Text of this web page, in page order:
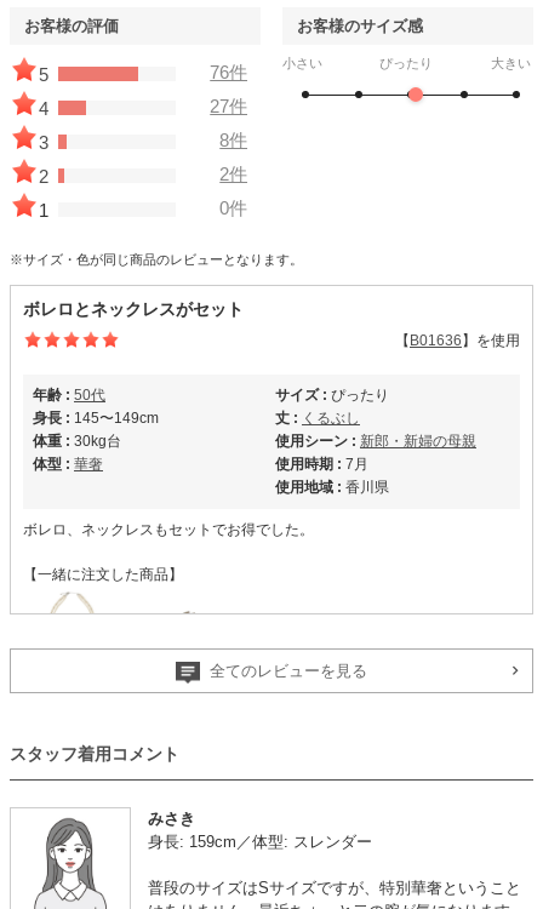
お客様の評価
5
76件
4
27件
3
8件
2
2件
1
0件
お客様のサイズ感
小さい ぴったり 大きい
※サイズ・色が同じ商品のレビューとなります。
ボレロとネックレスがセット
【B01636】を使用
年齢 : 50代
身長 : 145〜149cm
体重 : 30kg台
体型 : 華奢
サイズ : ぴったり
丈 : くるぶし
使用シーン : 新郎・新婦の母親
使用時期 : 7月
使用地域 : 香川県
ボレロ、ネックレスもセットでお得でした。
【一緒に注文した商品】
trattoria
年齢 : 50代
身長 :155〜159cm
体重 : 40～44kg
体型 : 華奢
使用シーン :
使用地域 : 神奈川県
全てのレビューを見る
スタッフ着用コメント
みさき
身長: 159cm／体型: スレンダー
普段のサイズはSサイズですが、特別華奢ということ